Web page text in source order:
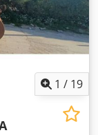
1 / 19